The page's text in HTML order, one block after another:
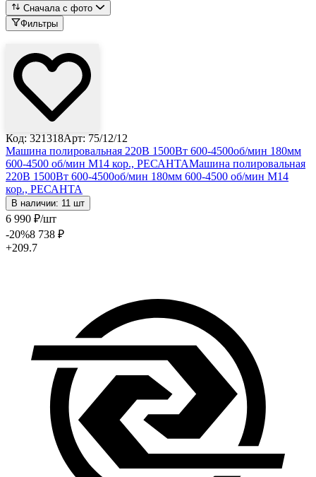
Сначала с фото
Фильтры
Код: 321318Арт: 75/12/12
Машина полировальная 220В 1500Вт 600-4500об/мин 180мм
600-4500 об/мин М14 кор., РЕСАНТАМашина полировальная
220В 1500Вт 600-4500об/мин 180мм 600-4500 об/мин М14
кор., РЕСАНТА
В наличии: 11 шт
6 990 ₽/шт
-20%8 738 ₽
+209.7